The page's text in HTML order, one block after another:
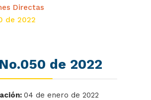
Directas
de 2022
de 2022
04 de enero de 2022